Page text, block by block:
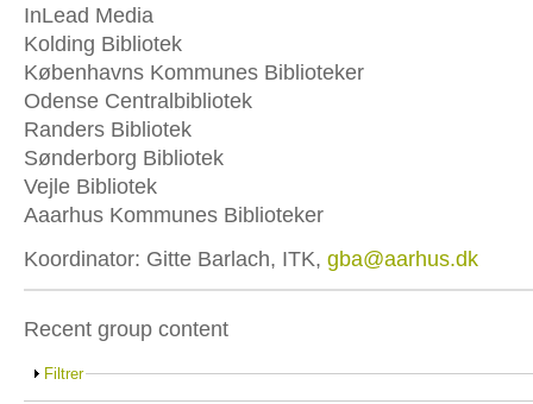
InLead Media
Kolding Bibliotek
Københavns Kommunes Biblioteker
Odense Centralbibliotek
Randers Bibliotek
Sønderborg Bibliotek
Vejle Bibliotek
Aaarhus Kommunes Biblioteker
Koordinator: Gitte Barlach, ITK, gba@aarhus.dk
Recent group content
Filtrer